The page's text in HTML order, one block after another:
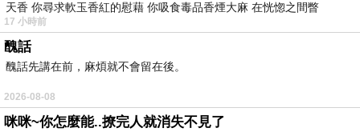
味爵私調茶飲店-手搖杯加盟連鎖開店-飲品店商業模式分
天香 你尋求軟玉香紅的慰藉 你吸食毒品香煙大麻 在恍惚之間瞥
17 小時前
醜話
醜話先講在前，麻煩就不會留在後。
2026-08-08
咪咪~你怎麼能..撩完人就消失不見了